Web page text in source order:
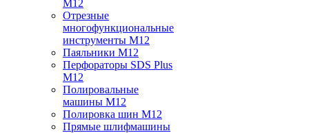
M12
Отрезные
многофункциональные
инструменты M12
Паяльники M12
Перфораторы SDS Plus
M12
Полировальные
машины M12
Полировка шин M12
Прямые шлифмашины